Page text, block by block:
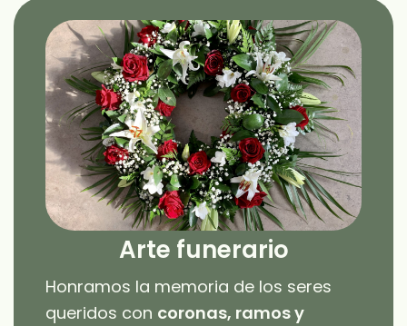
Arte funerario
Honramos la memoria de los seres
queridos con coronas, ramos y